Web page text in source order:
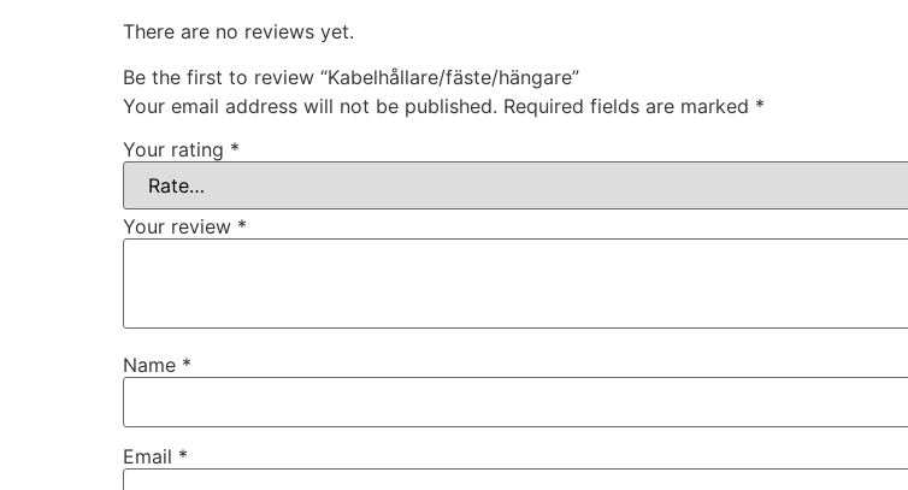
There are no reviews yet.
Be the first to review “Kabelhållare/fäste/hängare”
Your email address will not be published. Required fields are marked *
Your rating *
Your review *
Name *
Email *